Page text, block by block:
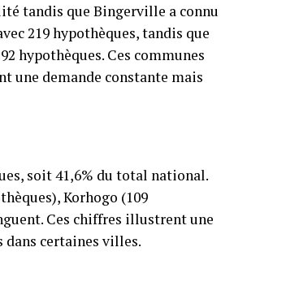
tandis que Bingerville a connu
219 hypothèques, tandis que
hypothèques. Ces communes
une demande constante mais
soit 41,6% du total national.
Korhogo (109
Ces chiffres illustrent une
dans certaines villes.